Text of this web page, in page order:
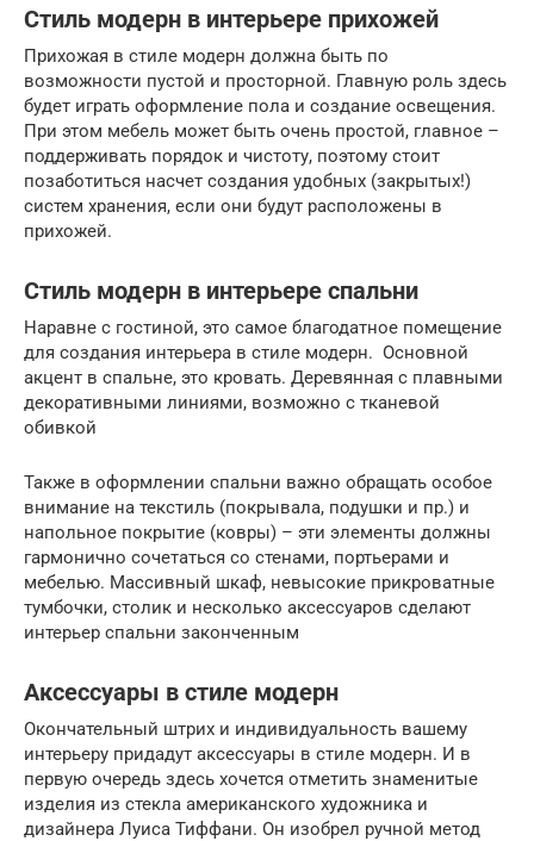
Стиль модерн в интерьере прихожей
Прихожая в стиле модерн должна быть по
возможности пустой и просторной. Главную роль здесь
будет играть оформление пола и создание освещения.
При этом мебель может быть очень простой, главное –
поддерживать порядок и чистоту, поэтому стоит
позаботиться насчет создания удобных (закрытых!)
систем хранения, если они будут расположены в
прихожей.
Стиль модерн в интерьере спальни
Наравне с гостиной, это самое благодатное помещение
для создания интерьера в стиле модерн. Основной
акцент в спальне, это кровать. Деревянная с плавными
декоративными линиями, возможно с тканевой
обивкой
Также в оформлении спальни важно обращать особое
внимание на текстиль (покрывала, подушки и пр.) и
напольное покрытие (ковры) – эти элементы должны
гармонично сочетаться со стенами, портьерами и
мебелью. Массивный шкаф, невысокие прикроватные
тумбочки, столик и несколько аксессуаров сделают
интерьер спальни законченным
Аксессуары в стиле модерн
Окончательный штрих и индивидуальность вашему
интерьеру придадут аксессуары в стиле модерн. И в
первую очередь здесь хочется отметить знаменитые
изделия из стекла американского художника и
дизайнера Луиса Тиффани. Он изобрел ручной метод